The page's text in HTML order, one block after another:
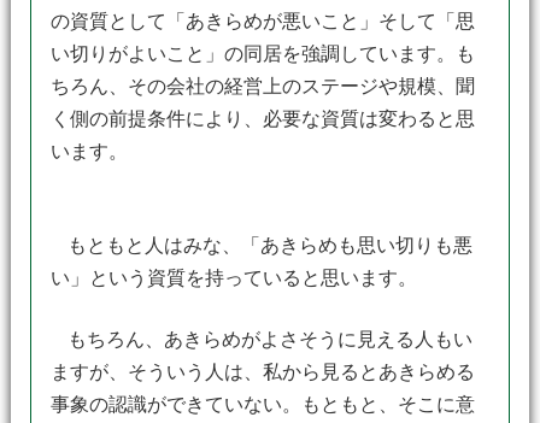
の資質として「あきらめが悪いこと」そして「思
い切りがよいこと」の同居を強調しています。も
ちろん、その会社の経営上のステージや規模、聞
く側の前提条件により、必要な資質は変わると思
います。
もともと人はみな、「あきらめも思い切りも悪
い」という資質を持っていると思います。
もちろん、あきらめがよさそうに見える人もい
ますが、そういう人は、私から見るとあきらめる
事象の認識ができていない。もともと、そこに意